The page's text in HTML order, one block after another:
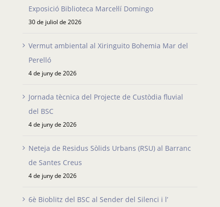
Exposició Biblioteca Marcel·lí Domingo
30 de juliol de 2026
Vermut ambiental al Xiringuito Bohemia Mar del
Perelló
4 de juny de 2026
Jornada tècnica del Projecte de Custòdia fluvial
del BSC
4 de juny de 2026
Neteja de Residus Sòlids Urbans (RSU) al Barranc
de Santes Creus
4 de juny de 2026
6è Bioblitz del BSC al Sender del Silenci i l’